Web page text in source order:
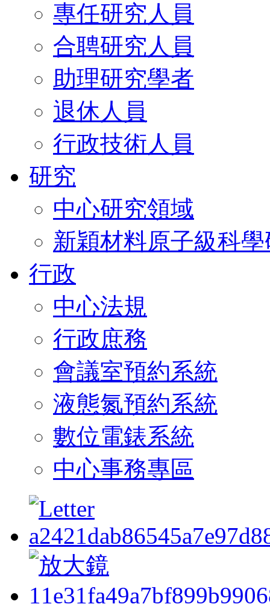
專任研究人員
合聘研究人員
助理研究學者
退休人員
行政技術人員
研究
中心研究領域
新穎材料原子級科
行政
中心法規
行政庶務
會議室預約系統
液態氮預約系統
數位電錶系統
中心事務專區